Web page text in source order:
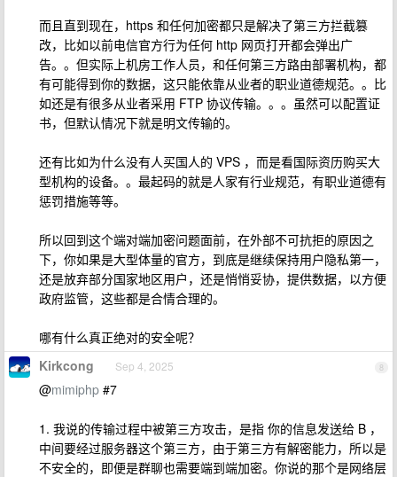
而且直到现在，https 和任何加密都只是解决了第三方拦截篡
改，比如以前电信官方行为任何 http 网页打开都会弹出广
告。。但实际上机房工作人员，和任何第三方路由部署机构，都
有可能得到你的数据，这只能依靠从业者的职业道德规范。。比
如还是有很多从业者采用 FTP 协议传输。。。虽然可以配置证
书，但默认情况下就是明文传输的。
还有比如为什么没有人买国人的 VPS ，而是看国际资历购买大
型机构的设备。。最起码的就是人家有行业规范，有职业道德有
惩罚措施等等。
所以回到这个端对端加密问题面前，在外部不可抗拒的原因之
下，你如果是大型体量的官方，到底是继续保持用户隐私第一，
还是放弃部分国家地区用户，还是悄悄妥协，提供数据，以方便
政府监管，这些都是合情合理的。
哪有什么真正绝对的安全呢？
8
Kirkcong Sep 4, 2025
@mimiphp #7
1. 我说的传输过程中被第三方攻击，是指 你的信息发送给 B ，
中间要经过服务器这个第三方，由于第三方有解密能力，所以是
不安全的，即便是群聊也需要端到端加密。你说的那个是网络层